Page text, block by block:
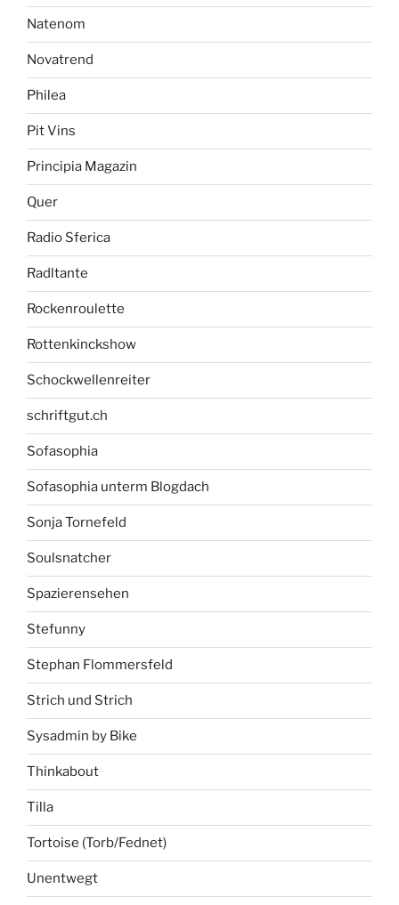
Natenom
Novatrend
Philea
Pit Vins
Principia Magazin
Quer
Radio Sferica
Radltante
Rockenroulette
Rottenkinckshow
Schockwellenreiter
schriftgut.ch
Sofasophia
Sofasophia unterm Blogdach
Sonja Tornefeld
Soulsnatcher
Spazierensehen
Stefunny
Stephan Flommersfeld
Strich und Strich
Sysadmin by Bike
Thinkabout
Tilla
Tortoise (Torb/Fednet)
Unentwegt